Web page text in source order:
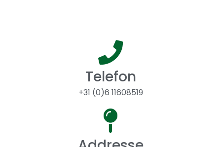
Telefon
+31 (0)6 11608519